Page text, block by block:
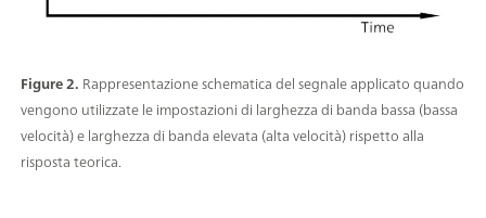
Figure 2. Rappresentazione schematica del segnale applicato quando
vengono utilizzate le impostazioni di larghezza di banda bassa (bassa
velocità) e larghezza di banda elevata (alta velocità) rispetto alla
risposta teorica.